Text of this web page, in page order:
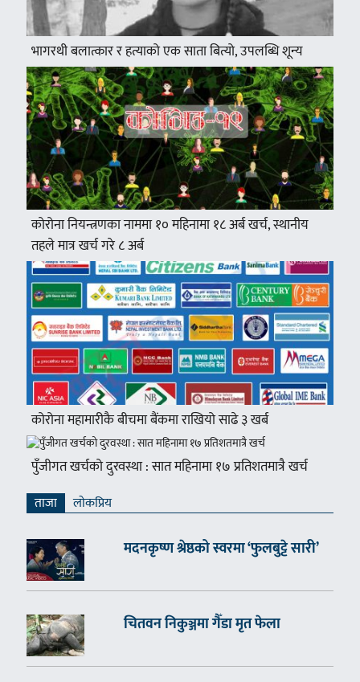
भागरथी बलात्कार र हत्याको एक साता बित्यो, उपलब्धि शून्य
कोरोना नियन्त्रणका नाममा १० महिनामा १८ अर्ब खर्च, स्थानीय
तहले मात्र खर्च गरे ८ अर्ब
कोरोना महामारीकै बीचमा बैंकमा राखियो साढे ३ खर्ब
पुँजीगत खर्चको दुरवस्था : सात महिनामा १७ प्रतिशतमात्रै खर्च
ताजा लाेकप्रिय
मदनकृष्ण श्रेष्ठको स्वरमा ‘फुलबुट्टे सारी’
चितवन निकुञ्जमा गैँडा मृत फेला